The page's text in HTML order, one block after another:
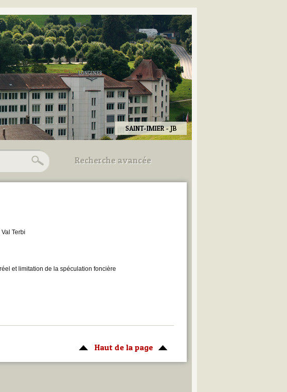
SAINT-IMIER - JB
Recherche avancée
Utilisez les champs ci-dessous
Terbi
et limitation de la spéculation foncière
Haut de la page